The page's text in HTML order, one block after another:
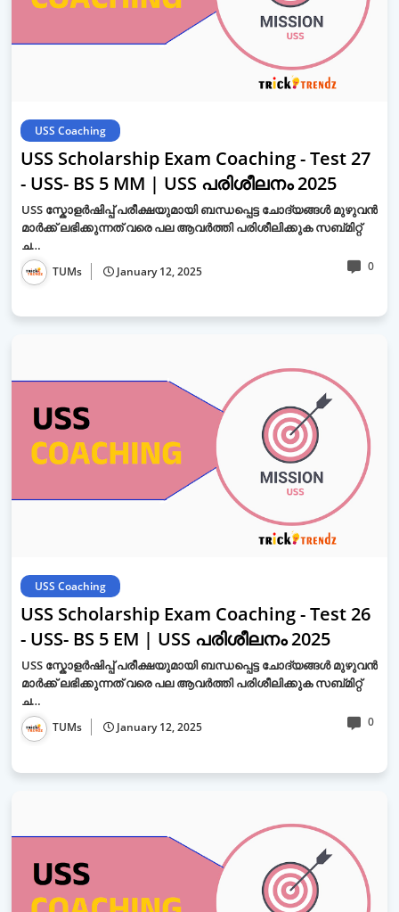
USS Coaching
USS Scholarship Exam Coaching - Test 27
- USS- BS 5 MM | USS പരിശീലനം 2025
USS സ്കോളർഷിപ്പ് പരീക്ഷയുമായി ബന്ധപ്പെട്ട ചോദ്യങ്ങൾ മുഴുവൻ
മാർക്ക് ലഭിക്കുന്നത് വരെ പല ആവർത്തി പരിശീലിക്കുക സബ്മിറ്റ്
ച…
TUMs January 12, 2025 0
USS Coaching
USS Scholarship Exam Coaching - Test 26
- USS- BS 5 EM | USS പരിശീലനം 2025
USS സ്കോളർഷിപ്പ് പരീക്ഷയുമായി ബന്ധപ്പെട്ട ചോദ്യങ്ങൾ മുഴുവൻ
മാർക്ക് ലഭിക്കുന്നത് വരെ പല ആവർത്തി പരിശീലിക്കുക സബ്മിറ്റ്
ച…
TUMs January 12, 2025 0